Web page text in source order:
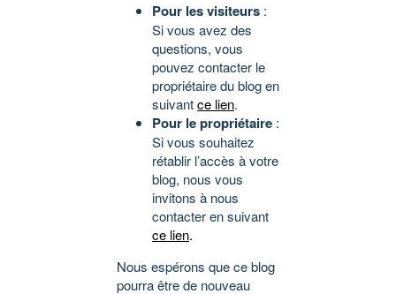
Pour les visiteurs :
Si vous avez des
questions, vous
pouvez contacter le
propriétaire du blog en
suivantce lien.
Pour le propriétaire :
Si vous souhaitez
rétablir l’accès à votre
blog, nous vous
invitons à nous
contacter en suivant
ce lien.
Nous espérons que ce blog
pourra être de nouveau